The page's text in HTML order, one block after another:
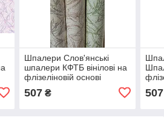
Шпалери Слов'янські
шпалери КФТБ вінілові на
флізеліновій основі
2095-01
507₴ 507